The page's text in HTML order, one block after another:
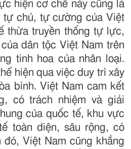
hiện cơ chế này cũng là
tự chủ, tự cường của Việt
thừa truyền thống tự lực,
dân tộc Việt Nam trên
tinh hoa của nhân loại.
hiện qua việc duy trì xây
bình. Việt Nam cam kết
có trách nhiệm và giải
của quốc tế, khu vực
toàn diện, sâu rộng, có
đó, Việt Nam cũng khẳng